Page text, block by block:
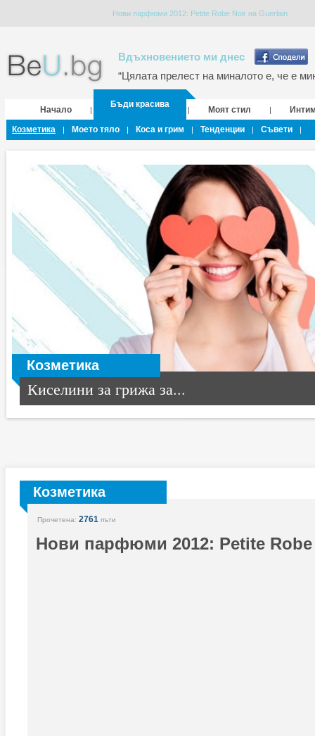
Нови парфюми 2012: Petite Robe Noir на Guerlain
Вдъхновението ми днес
“Цялата прелест на миналото е, че е
Начало |
Бъди красива
| Моят стил |
Козметика
| Моето тяло | Коса и грим | Тенденции | Съвети |
Козметика
Киселини за грижа за...
Козметика
Прочетена: 2761 пъти
Нови парфюми 2012: Petite